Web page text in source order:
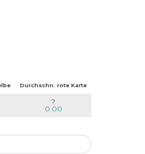
Durchschn. rote Karte
?
0.00